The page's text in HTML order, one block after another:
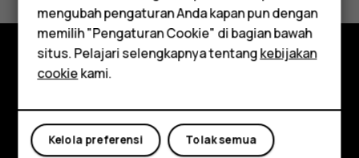
Aksesori
Tablet
Jelajahi
Tentang
Planet and people
mengubah pengaturan Anda kapan pun dengan
memilih "Pengaturan Cookie" di bagian bawah
situs. Pelajari selengkapnya tentangkebijakan
cookiekami.
Tolak semua
Kelola preferensi